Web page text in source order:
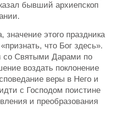
бывший архиепскоп
этого праздника
что Бог здесь».
со Святыми Дарами по
воздать поклонение
веры в Него и
с Господом поистине
и преобразования